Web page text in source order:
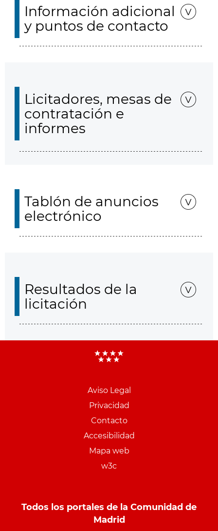
Información adicional
y puntos de contacto
Licitadores, mesas de
contratación e
informes
Tablón de anuncios
electrónico
Resultados de la
licitación
Aviso Legal
Privacidad
Contacto
Accesibilidad
Mapa web
w3c
Todos los portales de la Comunidad de
Madrid